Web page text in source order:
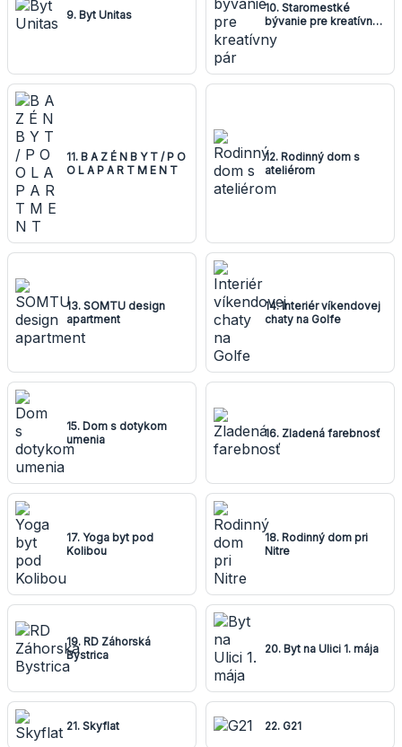
9. Byt Unitas
10. Staromestké
bývanie pre kreatívny
pár
11. B A Z É N B Y T / P O
O L A P A R T M E N T
12. Rodinný dom s
ateliérom
13. SOMTU design
apartment
14. Interiér víkendovej
chaty na Golfe
15. Dom s dotykom
umenia
16. Zladená farebnosť
17. Yoga byt pod
Kolibou
18. Rodinný dom pri
Nitre
19. RD Záhorská
Bystrica
20. Byt na Ulici 1. mája
21. Skyflat 22. G21